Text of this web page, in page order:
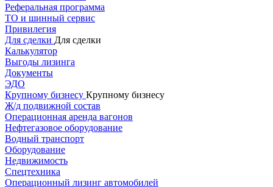
Реферальная программа
ТО и шинный сервис
Привилегия
Для сделки Для сделки
Калькулятор
Выгоды лизинга
Документы
ЭДО
Крупному бизнесу Крупному бизнесу
Ж/д подвижной состав
Операционная аренда вагонов
Нефтегазовое оборудование
Водный транспорт
Оборудование
Недвижимость
Спецтехника
Операционный лизинг автомобилей